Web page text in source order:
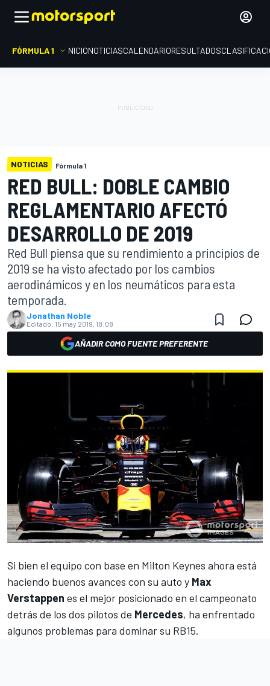
FÓRMULA 1 INICIONOTICIASCALENDARIORESULTADOS
NOTICIAS Fórmula 1
RED BULL: DOBLE CAMBIO
REGLAMENTARIO AFECTÓ
DESARROLLO DE 2019
Red Bull piensa que su rendimiento a principios de
2019 se ha visto afectado por los cambios
aerodinámicos y en los neumáticos para esta
temporada.
Jonathan Noble
Editado: 15 may 2019, 18:08
AÑADIR COMO FUENTE PREFERENTE
Si bien el equipo con base en Milton Keynes ahora está
haciendo buenos avances con su auto y Max
Verstappen es el mejor posicionado en el campeonato
detrás de los dos pilotos de Mercedes, ha enfrentado
algunos problemas para dominar su RB15.